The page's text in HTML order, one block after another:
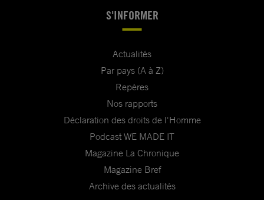
S'INFORMER
Actualités
Par pays (A à Z)
Repères
Nos rapports
Déclaration des droits de l'Homme
Podcast WE MADE IT
Magazine La Chronique
Magazine Bref
Archive des actualités